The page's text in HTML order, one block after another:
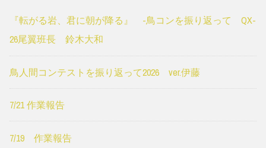
『転がる岩、君に朝が降る』 -鳥コンを振り返って QX-
26尾翼班長 鈴木大和
鳥人間コンテストを振り返って2026 ver.伊藤
7/21 作業報告
7/19 作業報告